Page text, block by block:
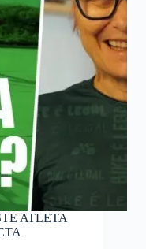
ATLETA